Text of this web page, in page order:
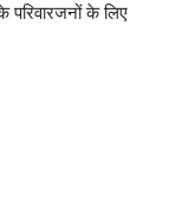
के लिए